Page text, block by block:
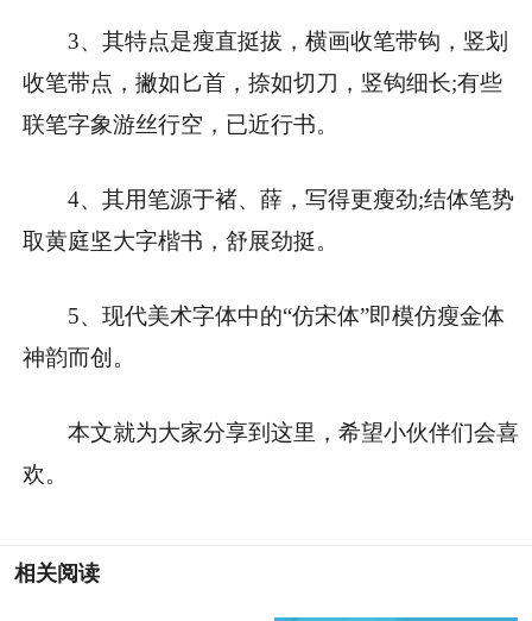
3、其特点是瘦直挺拔，横画收笔带钩，竖划
收笔带点，撇如匕首，捺如切刀，竖钩细长;有些
联笔字象游丝行空，已近行书。
4、其用笔源于褚、薛，写得更瘦劲;结体笔势
取黄庭坚大字楷书，舒展劲挺。
5、现代美术字体中的“仿宋体”即模仿瘦金体
神韵而创。
本文就为大家分享到这里，希望小伙伴们会喜
欢。
相关阅读